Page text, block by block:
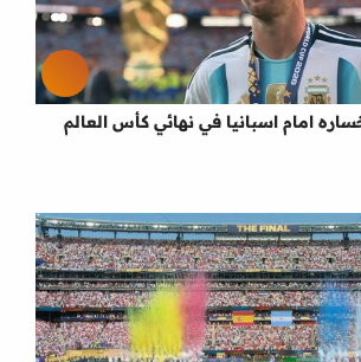
امام اسبانيا في نهائي كأس العالم